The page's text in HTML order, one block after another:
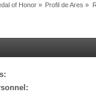
of Honor» Profil de Ares »